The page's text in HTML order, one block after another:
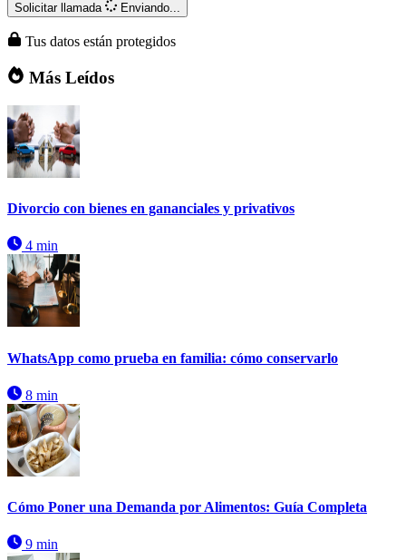
Solicitar llamada Enviando...
Tus datos están protegidos
Más Leídos
Divorcio con bienes en gananciales y privativos
4 min
WhatsApp como prueba en familia: cómo conservarlo
8 min
Cómo Poner una Demanda por Alimentos: Guía Completa
9 min